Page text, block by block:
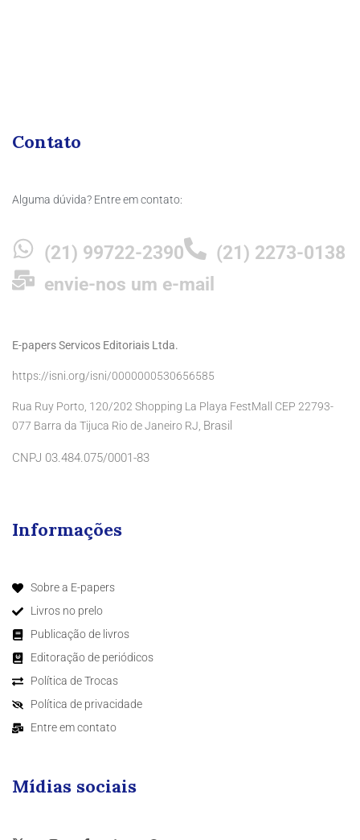
Contato
Alguma dúvida? Entre em contato:
(21) 99722-2390
(21) 2273-0138
envie-nos um e-mail
E-papers Servicos Editoriais Ltda.
https://isni.org/isni/0000000530656585
Rua Ruy Porto, 120/202 Shopping La Playa FestMall CEP 22793-
077 Barra da Tijuca Rio de Janeiro RJ, Brasil
CNPJ 03.484.075/0001-83
Informações
Sobre a E-papers
Livros no prelo
Publicação de livros
Editoração de periódicos
Política de Trocas
Política de privacidade
Entre em contato
Mídias sociais